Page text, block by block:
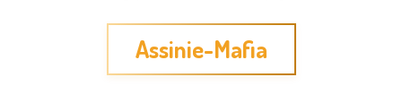
Assinie-Mafia